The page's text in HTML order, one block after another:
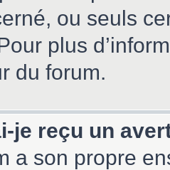
ou seuls
plus
du forum.
je reçu un
a son propre